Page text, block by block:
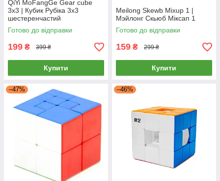
QiYi MoFangGe Gear cube
3x3 | Кубик Рубіка 3х3
шестеренчастий
Готово до відправки
199 ₴ 399 ₴
Купити
Meilong Skewb Mixup 1 |
Мэйлонг Скьюб Міксап 1
Готово до відправки
159 ₴ 299 ₴
Купити
–47% –46%